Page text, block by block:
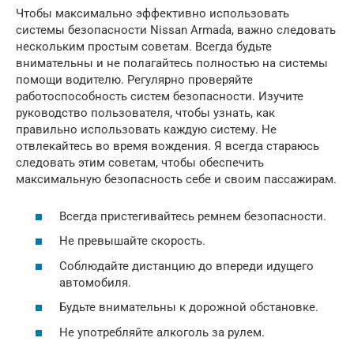
Чтобы максимально эффективно использовать
системы безопасности Nissan Armada, важно следовать
нескольким простым советам. Всегда будьте
внимательны и не полагайтесь полностью на системы
помощи водителю. Регулярно проверяйте
работоспособность систем безопасности. Изучите
руководство пользователя, чтобы узнать, как
правильно использовать каждую систему. Не
отвлекайтесь во время вождения. Я всегда стараюсь
следовать этим советам, чтобы обеспечить
максимальную безопасность себе и своим пассажирам.
Всегда пристегивайтесь ремнем безопасности.
Не превышайте скорость.
Соблюдайте дистанцию до впереди идущего
автомобиля.
Будьте внимательны к дорожной обстановке.
Не употребляйте алкоголь за рулем.